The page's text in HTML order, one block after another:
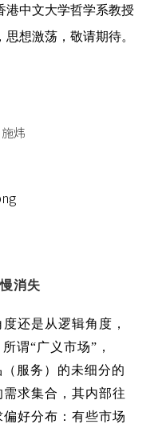
港中文大学哲学系教授
想激荡，敬请期待。
炜
消失
还是从逻辑角度，
谓“广义市场”，
服务）的未细分的
求集合，其内部往
好分布：有些市场